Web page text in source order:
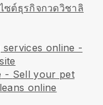
ซต์ธุรกิจกวดวิชาลิ
services online -
- Sell your pet
online